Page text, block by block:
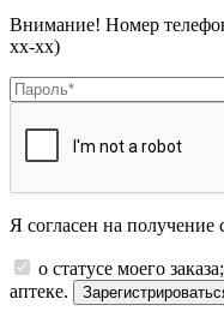
Внимание! Номер
хх-хх)
Я согласен на получение
о статусе моего заказа;
аптеке.